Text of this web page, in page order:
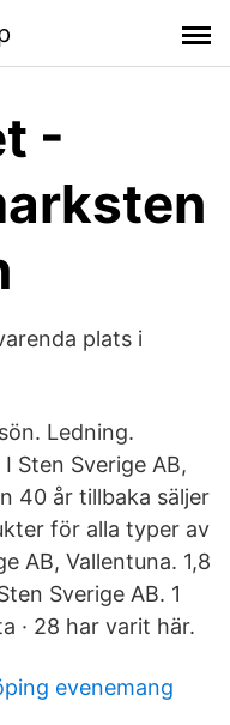
-
plats i
Ledning.
Sten Sverige AB,
40 år tillbaka säljer
för alla typer av
AB, Vallentuna. 1,8
Sverige AB. 1
· 28 har varit här.
evenemang